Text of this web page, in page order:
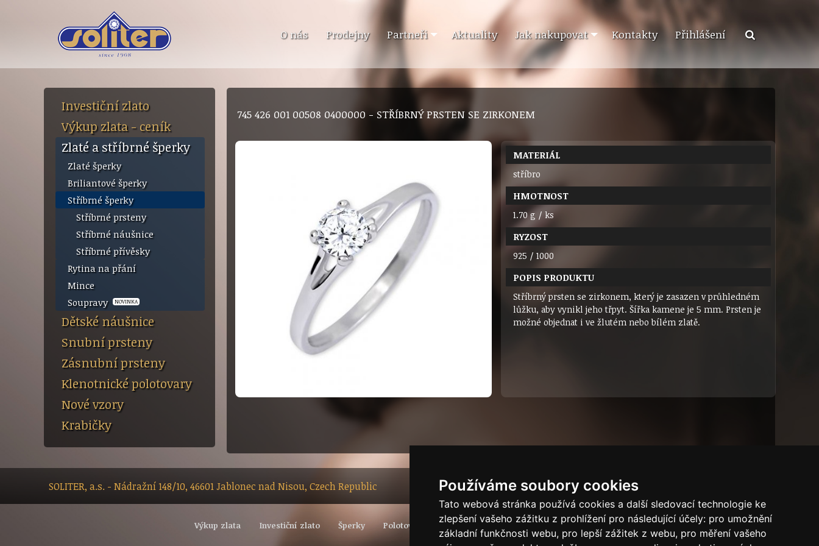
Používáme soubory cookies
Tato webová stránka používá cookies a další sledovací technologie ke
zlepšení vašeho zážitku z prohlížení pro následující účely: pro umožnění
základní funkčnosti webu, pro lepší zážitek z webu, pro měření vašeho
O nás Prodejny Partneři Aktuality Jak nakupovat Kontakty Přihlášení
Investiční zlato
Výkup zlata - ceník
Zlaté a stříbrné šperky
Zlaté šperky
Briliantové šperky
Stříbrné šperky
Stříbrné prsteny
Stříbrné náušnice
Stříbrné přívěsky
Rytina na přání
Mince
Soupravy
NOVINKA
Dětské náušnice
Snubní prsteny
Zásnubní prsteny
Klenotnické polotovary
Nové vzory
Krabičky
745 426 001 00508 0400000 - STŘÍBRNÝ PRSTEN SE ZIRKONEM
MATERIÁL
stříbro
HMOTNOST
1.70 g / ks
RYZOST
925 / 1000
POPIS PRODUKTU
Stříbrný prsten se zirkonem, který je zasazen v průhledném
lůžku, aby vynikl jeho třpyt. Šířka kamene je 5 mm. Prsten je
možné objednat i ve žlutém nebo bílém zlatě.
SOLITER, a.s. - Nádražní 148/10, 46601 Jablonec nad Nisou, Czech Republic Dárkový certifikát
Výkup zlata Investiční zlato Šperky Polotovary Vývoj světové ceny zlata Puncovní značky